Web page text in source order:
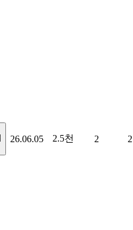
26.06.05 2.5천 2 2